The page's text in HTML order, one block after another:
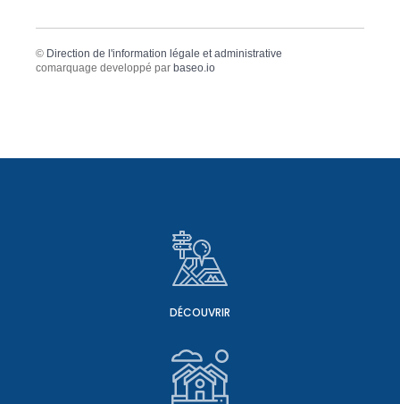
© Direction de l'information légale et administrative
comarquage developpé par baseo.io
DÉCOUVRIR